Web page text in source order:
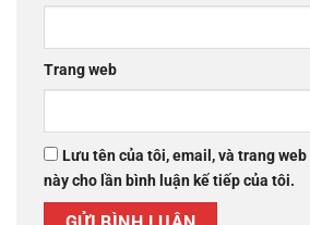
Trang web
Lưu tên của tôi, email, và trang
này cho lần bình luận kế tiếp của tôi.